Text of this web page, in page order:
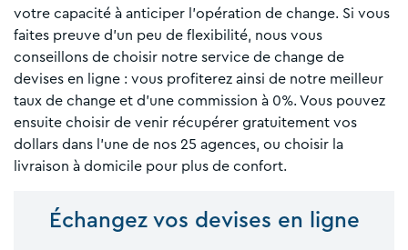
votre capacité à anticiper l’opération de change. Si vous
faites preuve d’un peu de flexibilité, nous vous
conseillons de choisir notre service de change de
devises en ligne : vous profiterez ainsi de notre meilleur
taux de change et d’une commission à 0%. Vous pouvez
ensuite choisir de venir récupérer gratuitement vos
dollars dans l’une de nos 25 agences, ou choisir la
livraison à domicile pour plus de confort.
Échangez vos devises en ligne